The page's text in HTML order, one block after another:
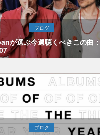
ブログ
が選ぶ今週聴くべきこの曲：
ブログ